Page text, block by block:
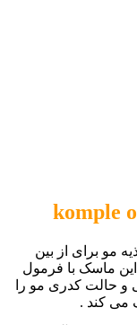
مو برای از بین
ماسک با فرمول
و حالت کدری مو را
می کند .